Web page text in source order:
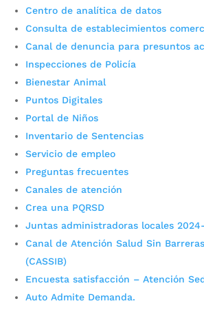
Centro de analítica de datos
Consulta de establecimientos
Canal de denuncia para presuntos
Inspecciones de Policía
Bienestar Animal
Puntos Digitales
Portal de Niños
Inventario de Sentencias
Servicio de empleo
Preguntas frecuentes
Canales de atención
Crea una PQRSD
Juntas administradoras locales
Canal de Atención Salud Sin
(CASSIB)
Encuesta satisfacción – Atención
Auto Admite Demanda.
Colegio
ganó Galardón a la
Excelencia con
bilingüismo
porEdgar Augusto Sánchez
empresarios de Santander le